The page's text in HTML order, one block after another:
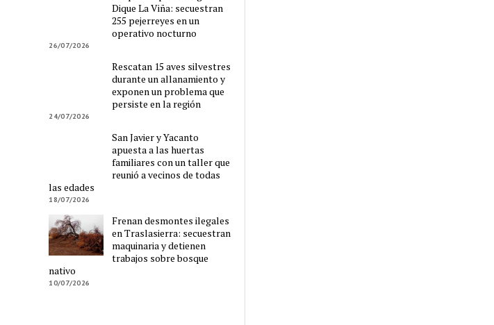
Dique La Viña: secuestran
255 pejerreyes en un
operativo nocturno
26/07/2026
Rescatan 15 aves silvestres
durante un allanamiento y
exponen un problema que
persiste en la región
24/07/2026
San Javier y Yacanto
apuesta a las huertas
familiares con un taller que
reunió a vecinos de todas
las edades
18/07/2026
Frenan desmontes ilegales
en Traslasierra: secuestran
maquinaria y detienen
trabajos sobre bosque
nativo
10/07/2026